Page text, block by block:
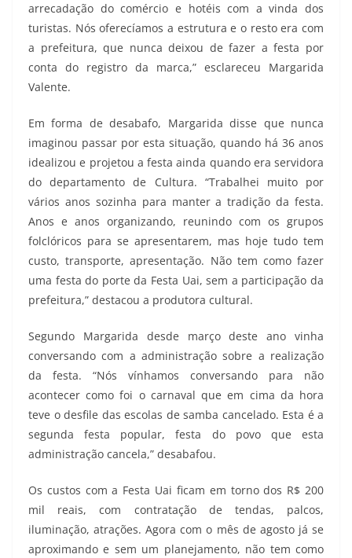
arrecadação do comércio e hotéis com a vinda dos
turistas. Nós oferecíamos a estrutura e o resto era com
a prefeitura, que nunca deixou de fazer a festa por
conta do registro da marca,” esclareceu Margarida
Valente.
Em forma de desabafo, Margarida disse que nunca
imaginou passar por esta situação, quando há 36 anos
idealizou e projetou a festa ainda quando era servidora
do departamento de Cultura. “Trabalhei muito por
vários anos sozinha para manter a tradição da festa.
Anos e anos organizando, reunindo com os grupos
folclóricos para se apresentarem, mas hoje tudo tem
custo, transporte, apresentação. Não tem como fazer
uma festa do porte da Festa Uai, sem a participação da
prefeitura,” destacou a produtora cultural.
Segundo Margarida desde março deste ano vinha
conversando com a administração sobre a realização
da festa. “Nós vínhamos conversando para não
acontecer como foi o carnaval que em cima da hora
teve o desfile das escolas de samba cancelado. Esta é a
segunda festa popular, festa do povo que esta
administração cancela,” desabafou.
Os custos com a Festa Uai ficam em torno dos R$ 200
mil reais, com contratação de tendas, palcos,
iluminação, atrações. Agora com o mês de agosto já se
aproximando e sem um planejamento, não tem como